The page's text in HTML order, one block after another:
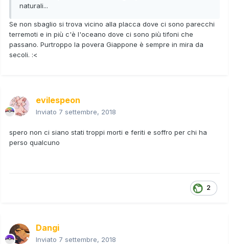
naturali...
Se non sbaglio si trova vicino alla placca dove ci sono parecchi
terremoti e in più c'è l'oceano dove ci sono più tifoni che
passano. Purtroppo la povera Giappone è sempre in mira da
secoli. :<
evilespeon
Inviato 7 settembre, 2018
spero non ci siano stati troppi morti e feriti e soffro per chi ha
perso qualcuno
2
Dangi
Inviato 7 settembre, 2018